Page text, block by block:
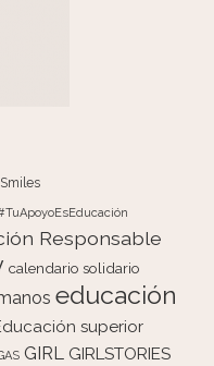
Responsable
calendario solidario
educación
superior
GIRL GIRLSTORIES